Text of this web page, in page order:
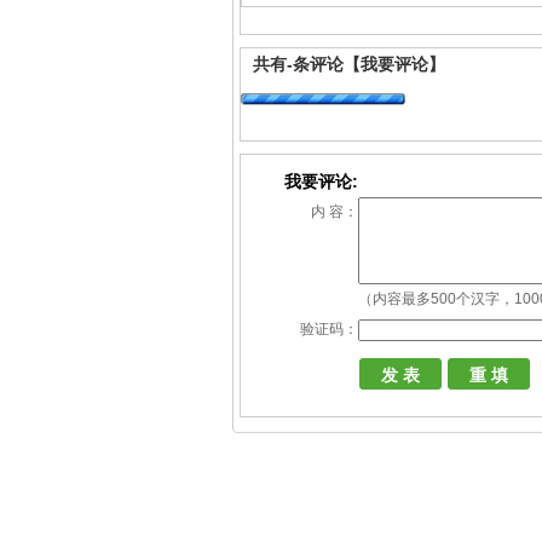
共有-条评论 【我要评论】
我要评论:
内 容：
（内容最多500个汉字，
验证码：